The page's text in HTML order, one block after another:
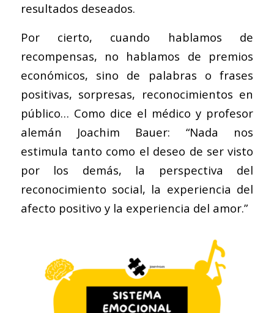
resultados deseados.
Por cierto, cuando hablamos de
recompensas, no hablamos de premios
económicos, sino de palabras o frases
positivas, sorpresas, reconocimientos en
público… Como dice el médico y profesor
alemán Joachim Bauer: “Nada nos
estimula tanto como el deseo de ser visto
por los demás, la perspectiva del
reconocimiento social, la experiencia del
afecto positivo y la experiencia del amor.”